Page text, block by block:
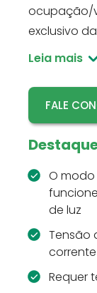
ocupação/
exclusivo da
Leia mais
FALE
O
de luz
Tensão
corrente
Requer